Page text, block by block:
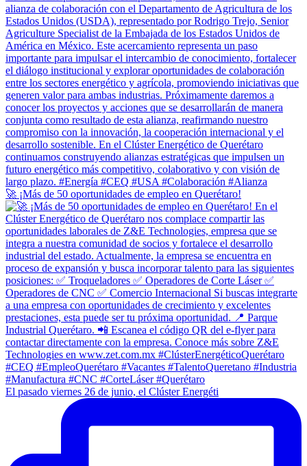
🚀 ¡Más de 50 oportunidades de empleo en Querétaro!
El pasado viernes 26 de junio, el Clúster Energéti